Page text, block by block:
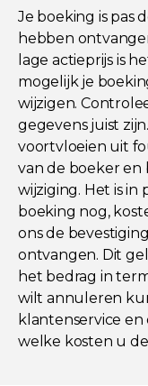
Je boeking is pas
hebben
lage actieprijs is
mogelijk je
wijzigen.
gegevens juist
voortvloeien uit
van de boeker en
wijziging. Het is
boeking nog,
ons de
ontvangen. Dit
het bedrag in
wilt annuleren
klantenservice
welke kosten u